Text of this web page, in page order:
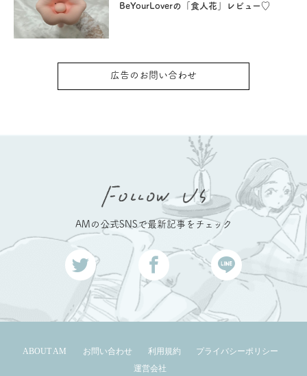
BeYourLoverの「食人花」レビュー♡
広告のお問い合わせ
AMの公式SNSで最新記事をチェック
ABOUT AM お問い合わせ 利用規約
プライバシーポリシー
運営会社